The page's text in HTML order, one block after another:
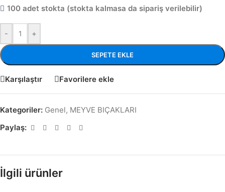
100 adet stokta (stokta kalmasa da sipariş verilebilir)
- +
SEPETE EKLE
Karşılaştır Favorilere ekle
Kategoriler: Genel, MEYVE BIÇAKLARI
Paylaş:
İlgili ürünler